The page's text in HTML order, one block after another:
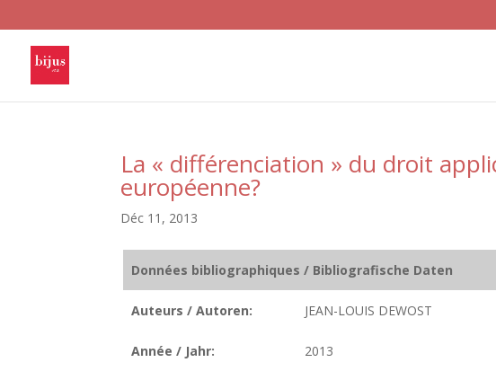
La « différenciation » du droit
européenne?
Déc 11, 2013
Données bibliographiques / Bibliografische Daten
Auteurs / Autoren: JEAN-LOUIS DEWOST
Année / Jahr: 2013